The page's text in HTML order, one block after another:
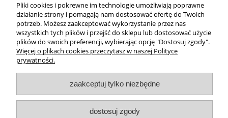
WSZELKIE PRAWA ZASTRZEŻONE MOROWO © 2018
realizacja:
pokaż pełną wersję strony
NASZE ODZNAKI
Pliki cookies i pokrewne im technologie umożliwiają poprawne
działanie strony i pomagają nam dostosować ofertę do Twoich
potrzeb. Możesz zaakceptować wykorzystanie przez nas
wszystkich tych plików i przejść do sklepu lub dostosować użycie
plików do swoich preferencji, wybierając opcję "Dostosuj zgody".
Więcej o plikach cookies przeczytasz w naszej Polityce
prywatności.
zaakceptuj tylko niezbędne
dostosuj zgody